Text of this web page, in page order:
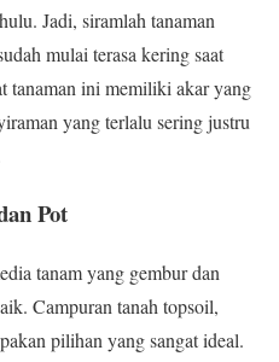
Jadi, siramlah tanaman
mulai terasa kering saat
tanaman ini memiliki akar yang
yang terlalu sering justru
Pot
tanam yang gembur dan
Campuran tanah topsoil,
pilihan yang sangat ideal.